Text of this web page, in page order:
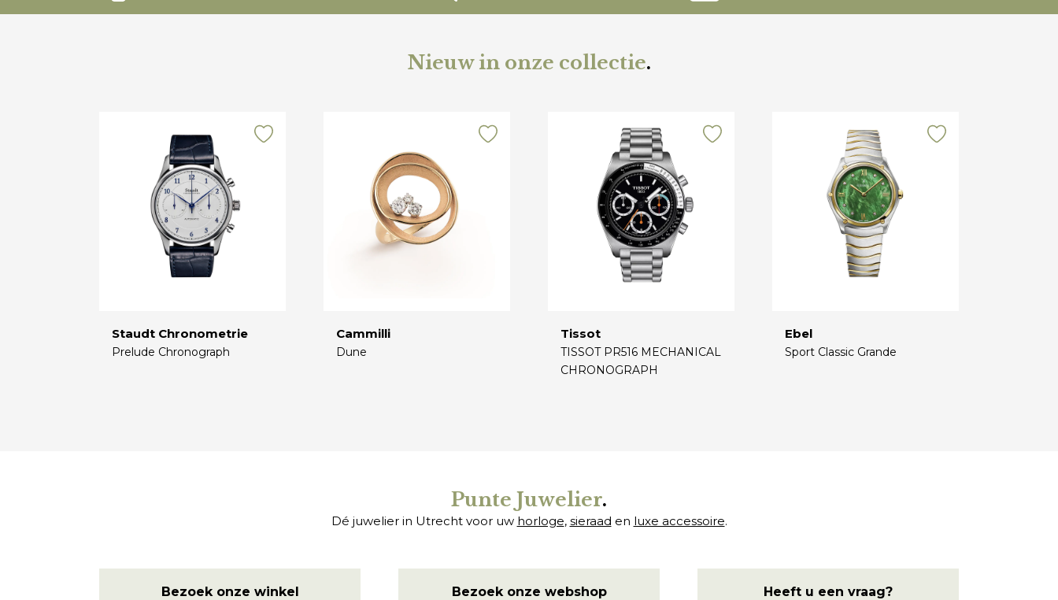
Nieuw in onze collectie.
Staudt Chronometrie
Prelude Chronograph
Cammilli
Dune
Tissot
TISSOT PR516 MECHANICAL
CHRONOGRAPH
Ebel
Sport Classic Grande
Punte Juwelier.
Dé juwelier in Utrecht voor uw horloge, sieraad en luxe accessoire.
Bezoek onze winkel Bezoek onze webshop Heeft u een vraag?